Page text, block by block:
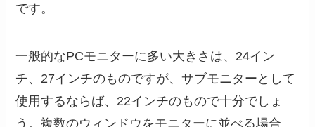
です。
一般的なPCモニターに多い大きさは、24イン
チ、27インチのものですが、サブモニターとして
使用するならば、22インチのもので十分でしょ
う。複数のウィンドウをモニターに並べる場合